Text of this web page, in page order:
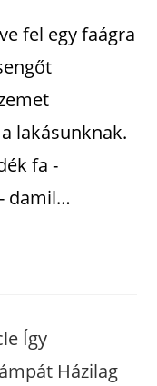
fel egy faágra
lakásunknak.
fa -
damil…